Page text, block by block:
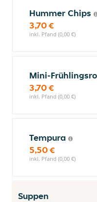
Hummer Chips
3,70 €
inkl. Pfand (0,00 €)
Mini-
3,70 €
inkl. Pfand (0,00 €)
Tempura
5,50 €
inkl. Pfand (0,00 €)
Suppen